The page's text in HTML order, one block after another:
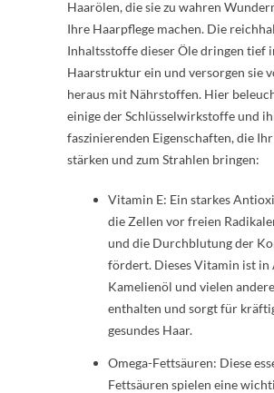
Haarölen, die sie zu wahren
Ihre Haarpflege machen. Die
Inhaltsstoffe dieser Öle dringen tief
Haarstruktur ein und versorgen sie
heraus mit Nährstoffen. Hier
einige der Schlüsselwirkstoffe und
faszinierenden Eigenschaften, die
stärken und zum Strahlen bringen:
Vitamin E: Ein starkes
die Zellen vor freien
und die Durchblutung der
fördert. Dieses Vitamin ist in
Kamelienöl und vielen
enthalten und sorgt für
gesundes Haar.
Omega-Fettsäuren: Diese
Fettsäuren spielen eine